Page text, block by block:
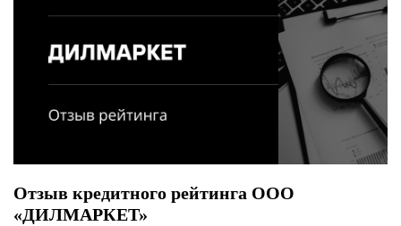
Отзыв кредитного рейтинга ООО
«ДИЛМАРКЕТ»